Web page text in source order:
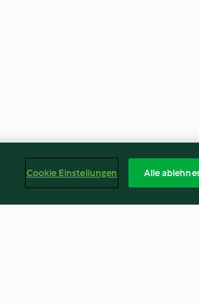
Cookie Einstellungen Alle